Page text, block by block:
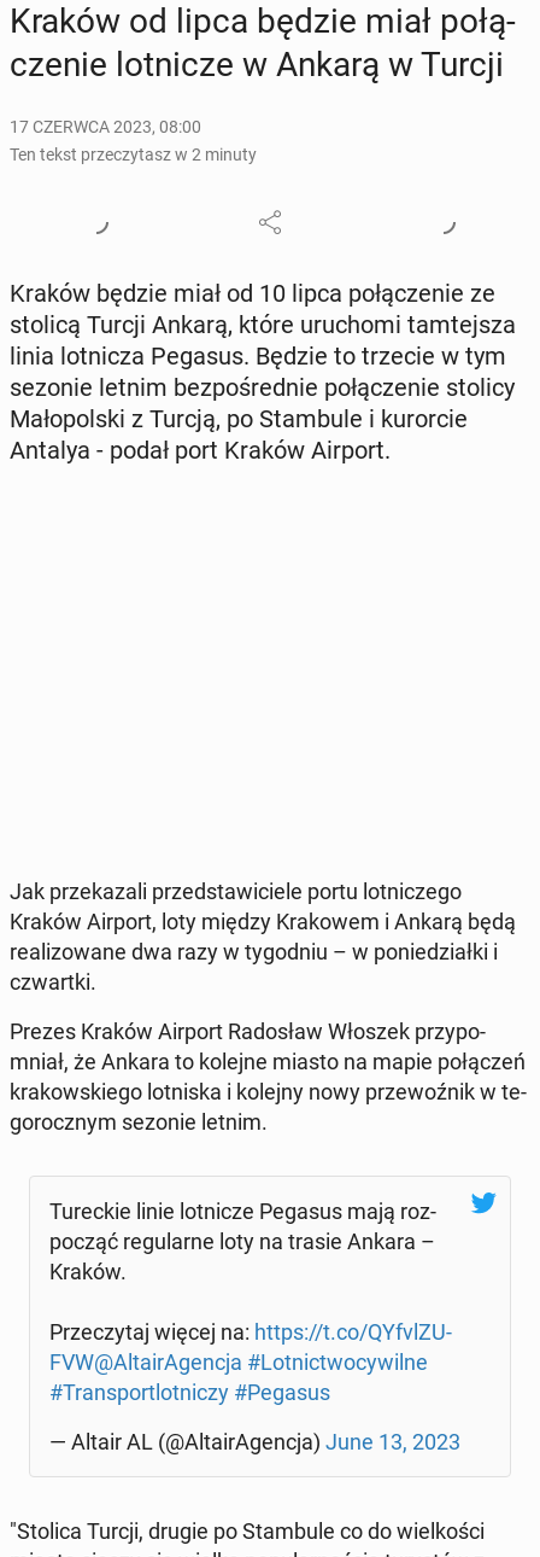
Kraków od lipca będzie miał po­łą­
cze­nie lot­ni­cze w Ankarą w Turcji
17 CZERWCA 2023, 08:00
Ten tekst przeczytasz w 2 minuty
Kraków będzie miał od 10 lipca po­łą­cze­nie ze
stolicą Turcji Ankarą, które uru­cho­mi tam­tej­sza
linia lot­ni­cza Pegasus. Będzie to trzecie w tym
sezonie letnim bez­po­śred­nie po­łą­cze­nie stolicy
Ma­ło­pol­ski z Turcją, po Stam­bu­le i ku­ror­cie
Antalya - podał port Kraków Airport.
Jak prze­ka­za­li przed­sta­wi­cie­le portu lot­ni­cze­go
Kraków Airport, loty między Kra­ko­wem i Ankarą będą
re­ali­zo­wa­ne dwa razy w ty­go­dniu – w po­nie­dział­ki i
czwart­ki.
Prezes Kraków Airport Ra­do­sław Włoszek przy­po­
mniał, że Ankara to kolejne miasto na mapie po­łą­czeń
kra­kow­skie­go lot­ni­ska i kolejny nowy prze­woź­nik w te­
go­rocz­nym sezonie letnim.
Tu­rec­kie linie lot­ni­cze Pegasus mają roz­
po­cząć re­gu­lar­ne loty na trasie Ankara –
Kraków.
Prze­czy­taj więcej na: https://t.co/QY­fvl­ZU­
FVW@Al­ta­irA­gen­cja #Lot­nic­two­cy­wil­ne
#Trans­por­tlot­ni­czy #Pegasus
— Altair AL (@Al­ta­irA­gen­cja) June 13, 2023
"Stolica Turcji, drugie po Stam­bu­le co do wiel­ko­ści